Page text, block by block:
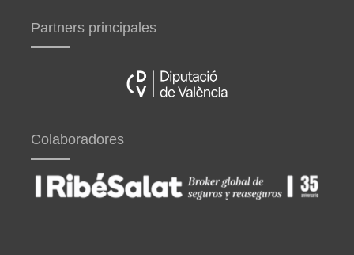
Partners principales
Colaboradores